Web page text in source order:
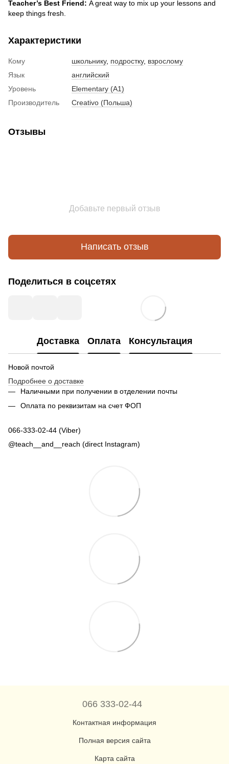
Teacher’s Best Friend: A great way to mix up your lessons and
keep things fresh.
Характеристики
Кому школьнику, подростку, взрослому
Язык
английский
Уровень
Elementary (A1)
Производитель
Creativo (Польша)
Отзывы
Добавьте первый отзыв
Написать отзыв
Поделиться в соцсетях
Доставка Оплата Консультация
Новой почтой
Подробнее о доставке
Наличными при получении в отделении почты
Оплата по реквизитам на счет ФОП
066-333-02-44 (Viber)
@teach__and__reach (direct Instagram)
066 333-02-44
Контактная информация
Полная версия сайта
Карта сайта